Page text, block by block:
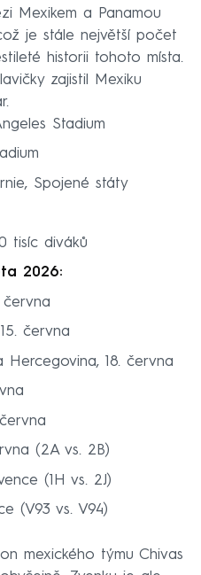
Mexikem a Panamou
je stále největší počet
historii tohoto místa.
zajistil Mexiku
Stadium
Spojené státy
tisíc diváků
2026:
června
června
Hercegovina, 18. června
(2A vs. 2B)
(1H vs. 2J)
(V93 vs. V94)
mexického týmu Chivas